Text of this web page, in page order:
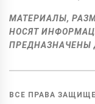
МАТЕРИАЛЫ,
НОСЯТ
ПРЕДНАЗНАЧЕНЫ
ВСЕ ПРАВА